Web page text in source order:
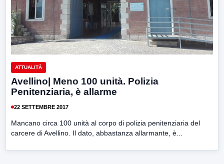
ATTUALITÀ
Avellino| Meno 100 unità. Polizia
Penitenziaria, è allarme
22 SETTEMBRE 2017
Mancano circa 100 unità al corpo di polizia penitenziaria del
carcere di Avellino. Il dato, abbastanza allarmante, è...